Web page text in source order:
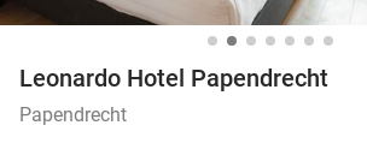
Leonardo Hotel Papendrecht
Papendrecht